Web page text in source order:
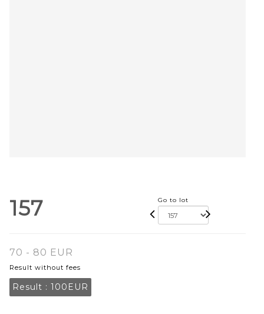
157 Go to lot
70 - 80 EUR
Result without fees
Result : 100EUR